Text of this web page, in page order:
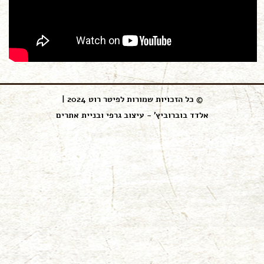
© כל הזכויות שמורות לפיטר רוט 2024 |
אלדד בוברוביץ' - עיצוב גרפי ובניית אתרים